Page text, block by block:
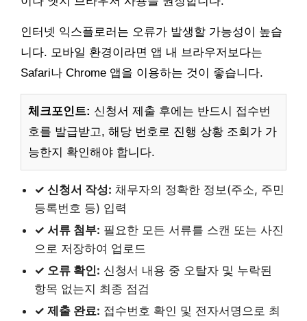
인터넷 익스플로러는 오류가 발생할 가능성이 높습
니다. 모바일 환경이라면 앱 내 브라우저보다는
Safari나 Chrome 앱을 이용하는 것이 좋습니다.
체크포인트: 신청서 제출 후에는 반드시 접수번
호를 발급받고, 해당 번호로 진행 상황 조회가 가
능한지 확인해야 합니다.
✓ 신청서 작성: 채무자의 정확한 정보(주소, 주민
등록번호 등) 입력
✓ 서류 첨부: 필요한 모든 서류를 스캔 또는 사진
으로 저장하여 업로드
✓ 오류 확인: 신청서 내용 중 오탈자 및 누락된
항목 없는지 최종 점검
✓ 제출 완료: 접수번호 확인 및 전자서명으로 최